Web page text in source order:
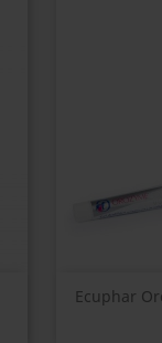
Ecuphar